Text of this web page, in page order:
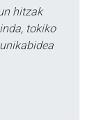
hitzak
tokiko